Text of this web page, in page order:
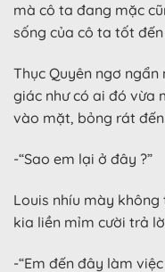
mà cô ta đang mặc
sống của cô ta tốt
Thục Quyên ngơ
giác như có ai đó vừa
vào mặt, bỏng rát
-“Sao em lại ở đây ?”
Louis nhíu mày
kia liền mỉm cười trả
-“Em đến đây làm